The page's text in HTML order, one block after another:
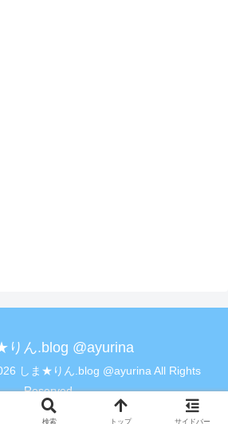
りん.blog @ayurina
しま★りん.blog @ayurina All Rights
Reserved.
検索 トップ サイドバー